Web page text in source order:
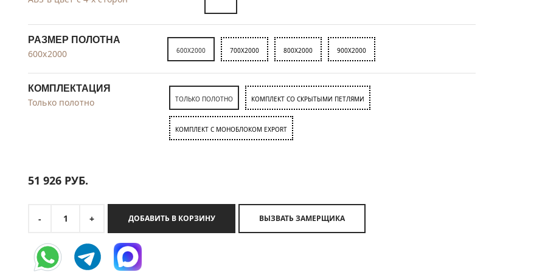
РАЗМЕР ПОЛОТНА
600x2000 600X2000 700X2000 800X2000 900X2000
КОМПЛЕКТАЦИЯ
Только полотно ТОЛЬКО ПОЛОТНО КОМПЛЕКТ СО СКРЫТЫМИ ПЕТЛЯМИ
КОМПЛЕКТ C МОНОБЛОКОМ EXPORT
51 926 РУБ.
- 1 + ДОБАВИТЬ В КОРЗИНУ ВЫЗВАТЬ ЗАМЕРЩИКА